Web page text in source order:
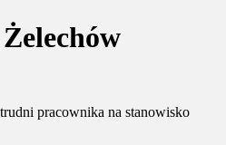
pracownika na stanowisko